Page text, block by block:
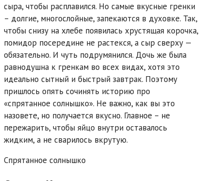
сыра, чтобы расплавился. Но самые вкусные гренки
– долгие, многослойные, запекаются в духовке. Так,
чтобы снизу на хлебе появилась хрустящая корочка,
помидор посередине не растекся, а сыр сверху —
обязательно. И чуть подрумянился. Дочь же была
равнодушна к гренкам во всех видах, хотя это
идеально сытный и быстрый завтрак. Поэтому
пришлось опять сочинять историю про
«спрятанное солнышко». Не важно, как вы это
назовете, но получается вкусно. Главное – не
пережарить, чтобы яйцо внутри оставалось
жидким, а не сварилось вкрутую.
Спрятанное солнышко